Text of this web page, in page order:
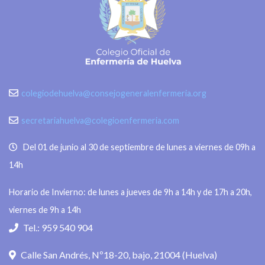
colegiodehuelva@consejogeneralenfermeria.org
secretariahuelva@colegioenfermeria.com
Del 01 de junio al 30 de septiembre de lunes a viernes de 09h a
14h
Horario de Invierno: de lunes a jueves de 9h a 14h y de 17h a 20h,
viernes de 9h a 14h
Tel.: 959 540 904
Calle San Andrés, Nº18-20, bajo, 21004 (Huelva)